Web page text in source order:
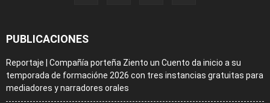
PUBLICACIONES
Reportaje | Compañía porteña Ziento un Cuento da inicio a su
temporada de formacióne 2026 con tres instancias gratuitas para
mediadores y narradores orales